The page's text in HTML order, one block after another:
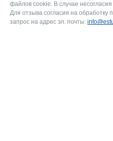
файлов cookie. В случае
Для отзыва согласия на обработку
запрос на адрес эл. почты: